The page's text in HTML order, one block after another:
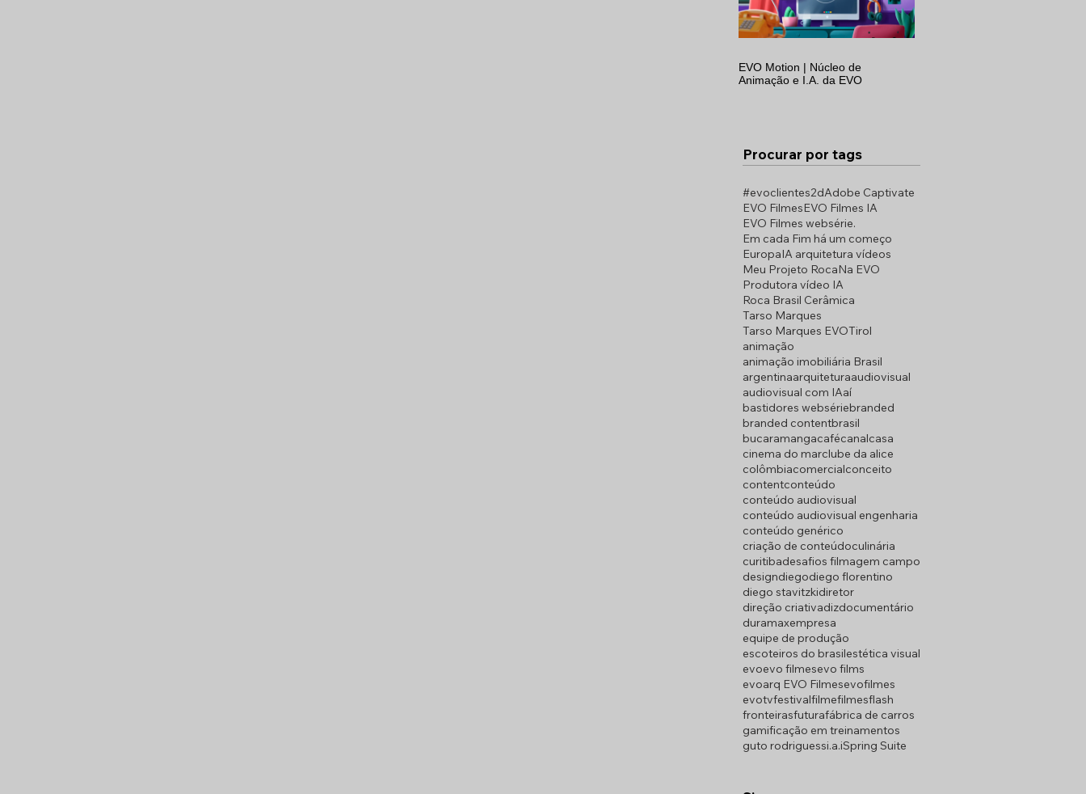
EVO Motion | Núcleo de
Animação e I.A. da EVO
Procurar por tags
#evoclientes2dAdobe Captivate
EVO FilmesEVO Filmes IA
EVO Filmes websérie.
Em cada Fim há um começo
EuropaIA arquitetura vídeos
Meu Projeto RocaNa EVO
Produtora vídeo IA
Roca Brasil Cerâmica
Tarso Marques
Tarso Marques EVOTirol
animação
animação imobiliária Brasil
argentinaarquiteturaaudiovisual
audiovisual com IAaí
bastidores websériebranded
branded contentbrasil
bucaramangacafécanalcasa
cinema do marclube da alice
colômbiacomercialconceito
contentconteúdo
conteúdo audiovisual
conteúdo audiovisual engenharia
conteúdo genérico
criação de conteúdoculinária
curitibadesafios filmagem campo
designdiegodiego florentino
diego stavitzkidiretor
direção criativadizdocumentário
duramaxempresa
equipe de produção
escoteiros do brasilestética visual
evoevo filmesevo films
evoarq EVO Filmesevofilmes
evotvfestivalfilmefilmesflash
fronteirasfuturafábrica de carros
gamificação em treinamentos
guto rodriguessi.a.iSpring Suite